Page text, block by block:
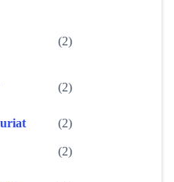
(2)
(2)
(2)
(2)